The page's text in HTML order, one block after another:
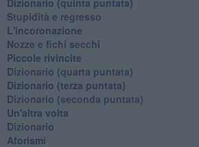
Stupidità e regresso
L'incoronazione
Nozze e fichi secchi
Piccole rivincite
​Dizionario (quarta puntata)
​Dizionario (terza puntata)
​Dizionario (seconda puntata)
Un'altra volta
Dizionario
Aforismi